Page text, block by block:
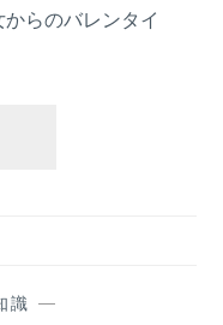
らのバレンタイ
タ識 —